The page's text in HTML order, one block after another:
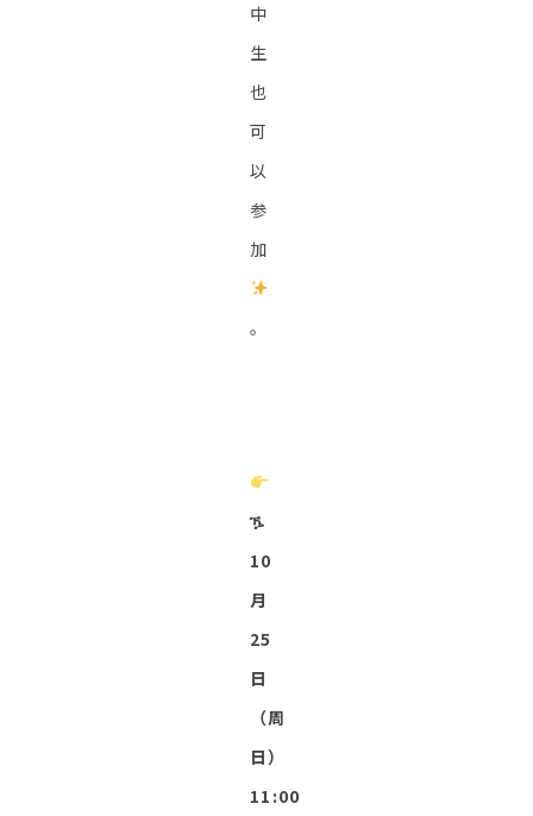
中
生
也
可
以
参
加
。
ዄ
10
月
25
日
（周
日）
11:00